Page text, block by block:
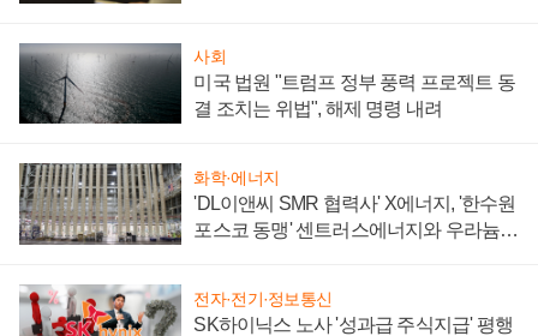
사회
미국 법원 "트럼프 정부 풍력 프로젝트 동
결 조치는 위법", 해제 명령 내려
화학·에너지
'DL이앤씨 SMR 협력사' X에너지, '한수원
포스코 동맹' 센트러스에너지와 우라늄
전자·전기·정보통신
SK하이닉스 노사 '성과급 주식지급' 평행